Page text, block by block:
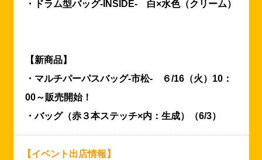
・ドラム型バッグ-INSIDE- 白×水色（クリーム）
【新商品】
・マルチパーパスバッグ-市松- ６/16（火）10：
00～販売開始！
・バッグ（赤３本ステッチ×内：生成）（6/3）
【イベント出店情報】